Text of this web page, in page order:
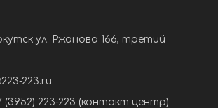
ул. Ржанова 166, третий
223.ru
(3952) 223-223 (контакт центр)